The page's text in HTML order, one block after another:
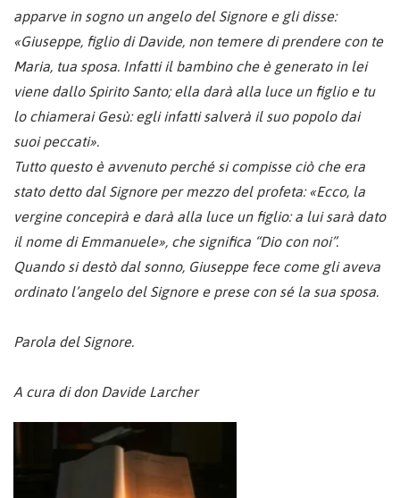
apparve in sogno un angelo del Signore e gli disse:
«Giuseppe, figlio di Davide, non temere di prendere con te
Maria, tua sposa. Infatti il bambino che è generato in lei
viene dallo Spirito Santo; ella darà alla luce un figlio e tu
lo chiamerai Gesù: egli infatti salverà il suo popolo dai
suoi peccati».
Tutto questo è avvenuto perché si compisse ciò che era
stato detto dal Signore per mezzo del profeta: «Ecco, la
vergine concepirà e darà alla luce un figlio: a lui sarà dato
il nome di Emmanuele», che significa “Dio con noi”.
Quando si destò dal sonno, Giuseppe fece come gli aveva
ordinato l’angelo del Signore e prese con sé la sua sposa.
Parola del Signore.
A cura di don Davide Larcher